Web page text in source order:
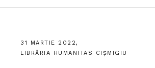
31 MARTIE 2022,
LIBRĂRIA HUMANITAS CIȘMIGIU